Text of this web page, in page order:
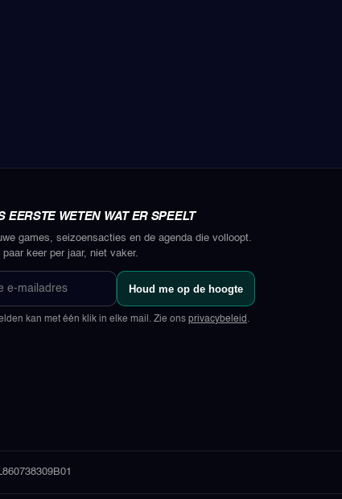
EERSTE WETEN WAT ER SPEELT
games, seizoensacties en de agenda die volloopt.
paar keer per jaar, niet vaker.
Houd me op de hoogte
kan met één klik in elke mail. Zie ons privacybeleid .